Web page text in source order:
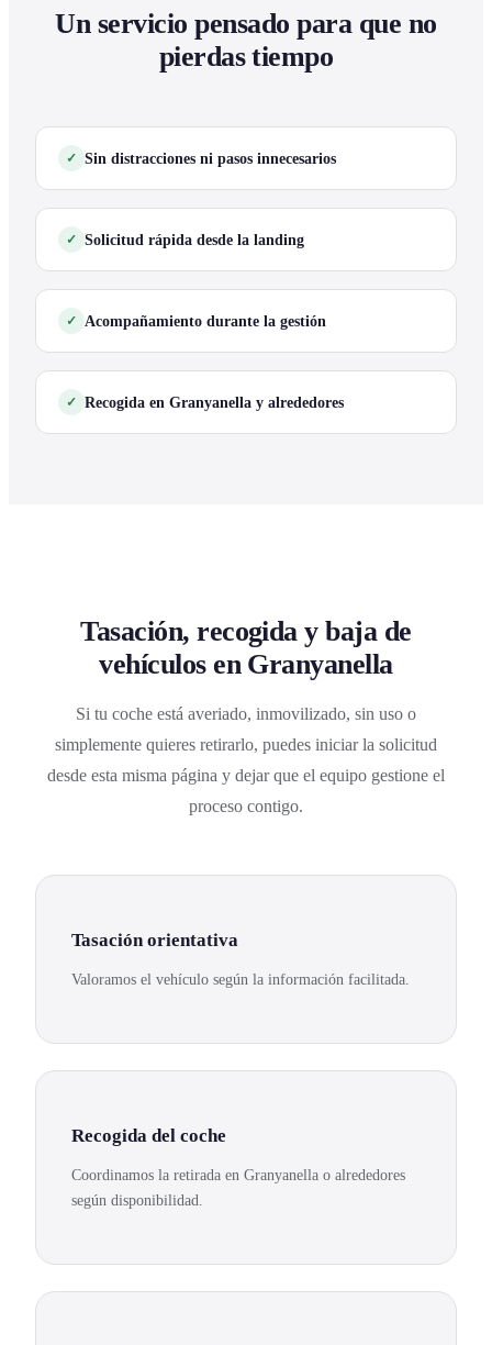
Un servicio pensado para que no
pierdas tiempo
Sin distracciones ni pasos innecesarios
Solicitud rápida desde la landing
Acompañamiento durante la gestión
Recogida en Granyanella y alrededores
Tasación, recogida y baja de
vehículos en Granyanella
Si tu coche está averiado, inmovilizado, sin uso o
simplemente quieres retirarlo, puedes iniciar la solicitud
desde esta misma página y dejar que el equipo gestione el
proceso contigo.
Tasación orientativa
Valoramos el vehículo según la información facilitada.
Recogida del coche
Coordinamos la retirada en Granyanella o alrededores
según disponibilidad.